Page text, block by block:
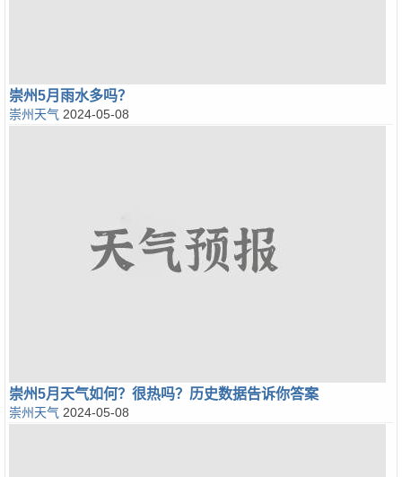
崇州5月雨水多吗？
崇州天气 2024-05-08
崇州5月天气如何？很热吗？历史数据告诉你答案
崇州天气 2024-05-08